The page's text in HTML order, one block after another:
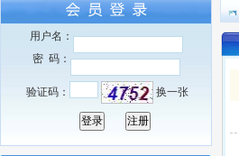
用户名：
密 码：
验证码： 换一张